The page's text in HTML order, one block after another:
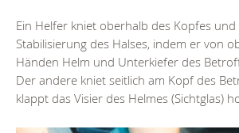
Ein Helfer kniet oberhalb des Kopfes
Stabilisierung des Halses, indem er von
Händen Helm und Unterkiefer des
Der andere kniet seitlich am Kopf des
klappt das Visier des Helmes (Sichtglas)